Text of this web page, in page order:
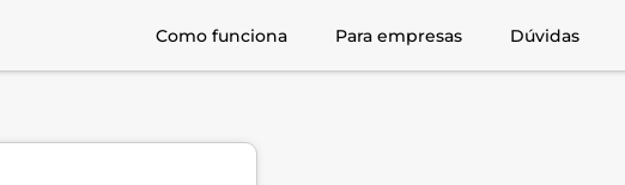
Como funciona Para empresas Dúvidas